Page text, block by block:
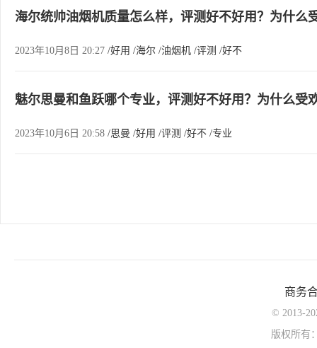
海尔统帅油烟机质量怎么样，评测好不好用？为什么
2023年10月8日 20:27 /好用 /海尔 /油烟机 /评测 /好不
魅尔思曼和鱼跃哪个专业，评测好不好用？为什么受
2023年10月6日 20:58 /思曼 /好用 /评测 /好不 /专业
商务
© 2013-
版权所有